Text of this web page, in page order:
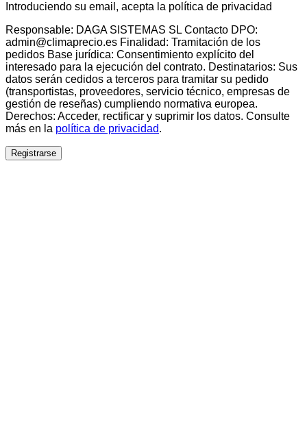
Introduciendo su email, acepta la política de privacidad
Responsable: DAGA SISTEMAS SL Contacto DPO:
admin@climaprecio.es Finalidad: Tramitación de los
pedidos Base jurídica: Consentimiento explícito del
interesado para la ejecución del contrato. Destinatarios: Sus
datos serán cedidos a terceros para tramitar su pedido
(transportistas, proveedores, servicio técnico, empresas de
gestión de reseñas) cumpliendo normativa europea.
Derechos: Acceder, rectificar y suprimir los datos. Consulte
más en la política de privacidad.
Registrarse